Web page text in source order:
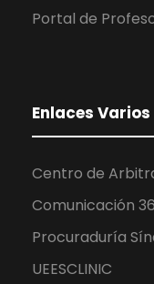
Portal de
Enlaces Varios
Centro de
Comunicación
Procuraduría
UEESCLINIC